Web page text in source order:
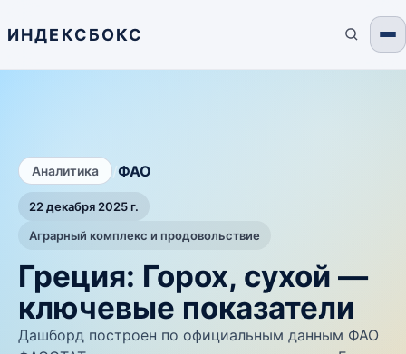
ИНДЕКСБОКС
Аналитика ФАО
22 декабря 2025 г.
Аграрный комплекс и продовольствие
Греция: Горох, сухой —
ключевые показатели
Дашборд построен по официальным данным ФАО